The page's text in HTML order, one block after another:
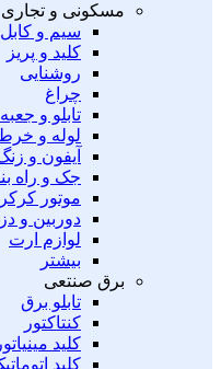
مسکونی و تجاری
سیم و کابل
کلید و پریز
روشنایی
چراغ
تابلو و
لوله و
آیفون و
جک و راه
موتور
دوربین و
لوازم ارت
بیشتر
برق صنتعی
تابلو برق
کنتاکتور
کلید
کلید